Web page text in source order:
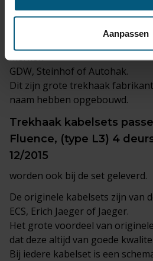
Aanpassen
Houder moet zuiver blijven als
gemonteerd is.
Je kunt bij ons kiezen uit de
merken
GDW, Steinhof of Autohak.
Dit zijn grote trekhaak
naam hebben opgebouwd.
Trekhaak kabelsets
Fluence, (type L3) 4
12/2015
worden ook bij de set geleverd.
De originele kabelsets zijn van
ECS, Erich Jaeger of Jaeger.
Het grote voordeel van
dat deze altijd van goede
Bij iedere kabelset is een